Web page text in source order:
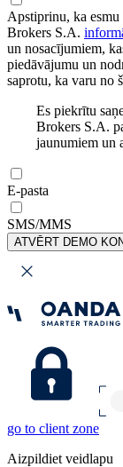
Apstiprinu, ka
Brokers S.A.
un nosacījumiem,
piedāvājumu un
saprotu, ka varu no
Es piekrītu
Brokers S.A.
jaunumiem un
E-pasta
SMS/MMS
ATVĒRT DEMO
go to client zone
Aizpildiet veidlapu